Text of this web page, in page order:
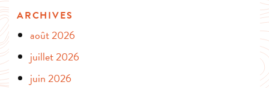
ARCHIVES
août 2026
juillet 2026
juin 2026